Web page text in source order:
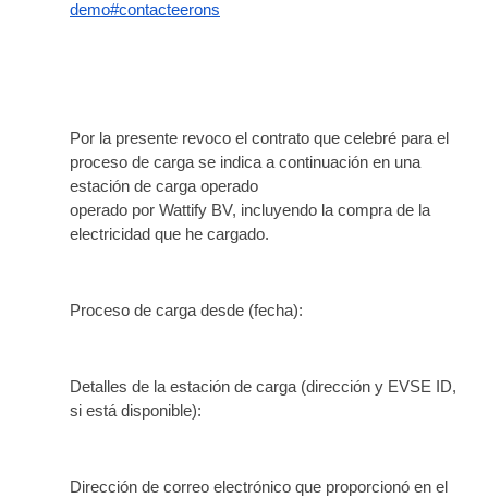
demo#contacteerons
Por la presente revoco el contrato que celebré para el
proceso de carga se indica a continuación en una
estación de carga operado
operado por Wattify BV, incluyendo la compra de la
electricidad que he cargado.
Proceso de carga desde (fecha):
Detalles de la estación de carga (dirección y EVSE ID,
si está disponible):
Dirección de correo electrónico que proporcionó en el